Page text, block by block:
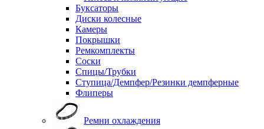
Буксаторы
Диски колесные
Камеры
Покрышки
Ремкомплекты
Соски
Спицы/Трубки
Ступица/Демпфер/Резинки демпферные
Флиперы
Ремни охлаждения